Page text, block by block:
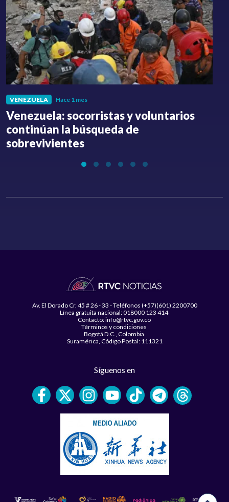
VENEZUELA Hace 1 mes
Venezuela: socorristas y voluntarios
continúan la búsqueda de
sobrevivientes
Av. El Dorado Cr. 45 # 26 - 33 - Teléfonos (+57)(601) 2200700
Línea gratuita nacional: 018000 123 414
Contacto: info@rtvc.gov.co
Términos y condiciones
Bogotá D.C., Colombia
Suramérica, Código Postal: 111321
Síguenos en